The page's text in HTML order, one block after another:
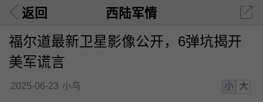
返回 西陆军情
福尔道最新卫星影像公开，6弹坑揭开
美军谎言
2025-06-23 小鸟 小 大